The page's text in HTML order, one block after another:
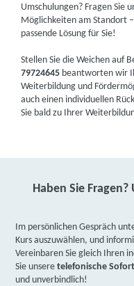
Umschulungen? Fragen Sie
Möglichkeiten am Standort
passende Lösung für Sie!
Stellen Sie die Weichen auf
79724645 beantworten wir
Weiterbildung und
auch einen individuellen
Sie bald zu Ihrer
Haben Sie
Im persönlichen Gespräch
Kurs auszuwählen, und
Vereinbaren Sie gleich Ihren
Sie unseretelefonische
und unverbindlich!